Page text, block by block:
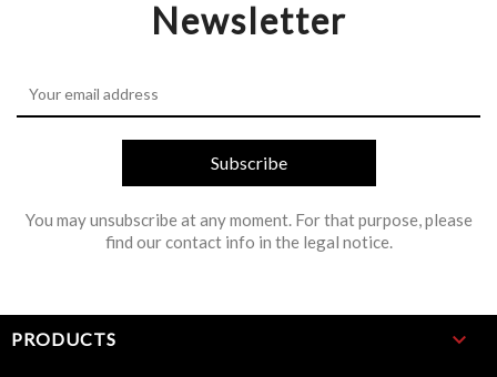
Newsletter
You may unsubscribe at any moment. For that purpose, please
find our contact info in the legal notice.
PRODUCTS 